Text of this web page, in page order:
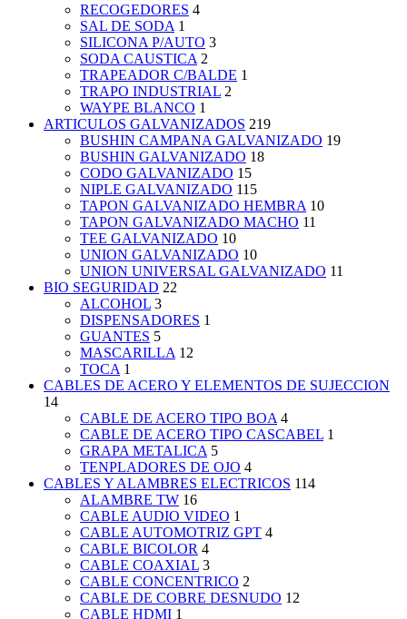
RECOGEDORES 4
SAL DE SODA 1
SILICONA P/AUTO 3
SODA CAUSTICA 2
TRAPEADOR C/BALDE 1
TRAPO INDUSTRIAL 2
WAYPE BLANCO 1
ARTICULOS GALVANIZADOS 219
BUSHIN CAMPANA GALVANIZADO 19
BUSHIN GALVANIZADO 18
CODO GALVANIZADO 15
NIPLE GALVANIZADO 115
TAPON GALVANIZADO HEMBRA 10
TAPON GALVANIZADO MACHO 11
TEE GALVANIZADO 10
UNION GALVANIZADO 10
UNION UNIVERSAL GALVANIZADO 11
BIO SEGURIDAD 22
ALCOHOL 3
DISPENSADORES 1
GUANTES 5
MASCARILLA 12
TOCA 1
CABLES DE ACERO Y ELEMENTOS DE SUJECCION
14
CABLE DE ACERO TIPO BOA 4
CABLE DE ACERO TIPO CASCABEL 1
GRAPA METALICA 5
TENPLADORES DE OJO 4
CABLES Y ALAMBRES ELECTRICOS 114
ALAMBRE TW 16
CABLE AUDIO VIDEO 1
CABLE AUTOMOTRIZ GPT 4
CABLE BICOLOR 4
CABLE COAXIAL 3
CABLE CONCENTRICO 2
CABLE DE COBRE DESNUDO 12
CABLE HDMI 1